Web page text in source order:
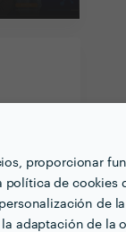
proporcionar
política de cookies
de la
adaptación de la